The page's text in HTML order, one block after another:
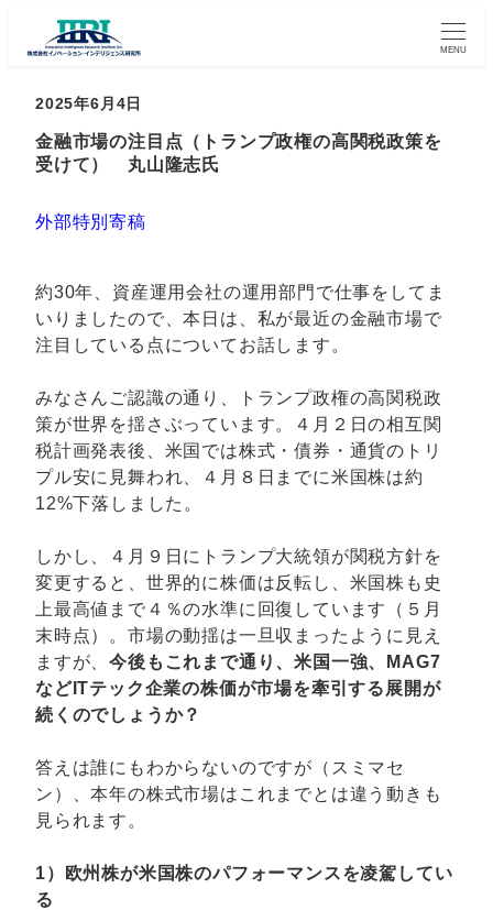
MENU
2025年6月4日
金融市場の注目点（トランプ政権の高関税政策を
受けて） 丸山隆志氏
外部特別寄稿
約30年、資産運用会社の運用部門で仕事をしてま
いりましたので、本日は、私が最近の金融市場で
注目している点についてお話します。
みなさんご認識の通り、トランプ政権の高関税政
策が世界を揺さぶっています。４月２日の相互関
税計画発表後、米国では株式・債券・通貨のトリ
プル安に見舞われ、４月８日までに米国株は約
12%下落しました。
しかし、４月９日にトランプ大統領が関税方針を
変更すると、世界的に株価は反転し、米国株も史
上最高値まで４％の水準に回復しています（５月
末時点）。市場の動揺は一旦収まったように見え
ますが、今後もこれまで通り、米国一強、MAG7
などITテック企業の株価が市場を牽引する展開が
続くのでしょうか？
答えは誰にもわからないのですが（スミマセ
ン）、本年の株式市場はこれまでとは違う動きも
見られます。
1）欧州株が米国株のパフォーマンスを凌駕してい
る